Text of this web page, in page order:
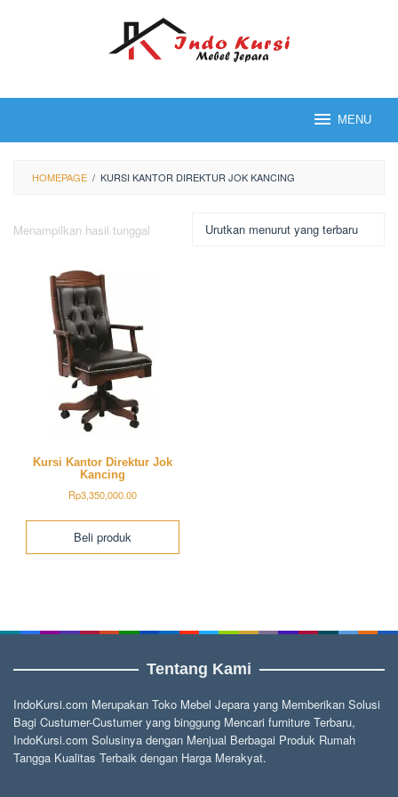
MENU
HOMEPAGE / KURSI KANTOR DIREKTUR JOK KANCING
Menampilkan hasil tunggal
Kursi Kantor Direktur Jok
Kancing
Rp3,350,000.00
Beli produk
Tentang Kami
IndoKursi.com Merupakan Toko Mebel Jepara yang Memberikan Solusi
Bagi Custumer-Custumer yang binggung Mencari furniture Terbaru,
IndoKursi.com Solusinya dengan Menjual Berbagai Produk Rumah
Tangga Kualitas Terbaik dengan Harga Merakyat.